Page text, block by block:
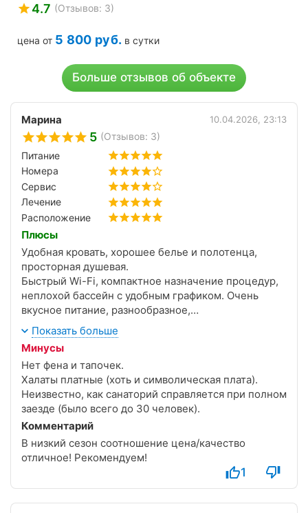
4.7 (Отзывов: 3)
цена от 5 800 руб. в сутки
Больше отзывов об объекте
Марина 10.04.2026, 23:13
5 (Отзывов: 3)
Питание
Номера
Сервис
Лечение
Расположение
Плюсы
Удобная кровать, хорошее белье и полотенца,
просторная душевая.
Быстрый Wi-Fi, компактное назначение процедур,
неплохой бассейн с удобным графиком. Очень
вкусное питание, разнообразное,
сбалансированное. Приятно удивило! Территория
большая, возможность подъехать прямо к крыльцу.
Персонал приветливый и доброжелательный.
Дважды в день ходит автобус в Ялту.
Показать больше
Минусы
Нет фена и тапочек.
Халаты платные (хоть и символическая плата).
Неизвестно, как санаторий справляется при полном
заезде (было всего до 30 человек).
Комментарий
В низкий сезон соотношение цена/качество
отличное! Рекомендуем!
1